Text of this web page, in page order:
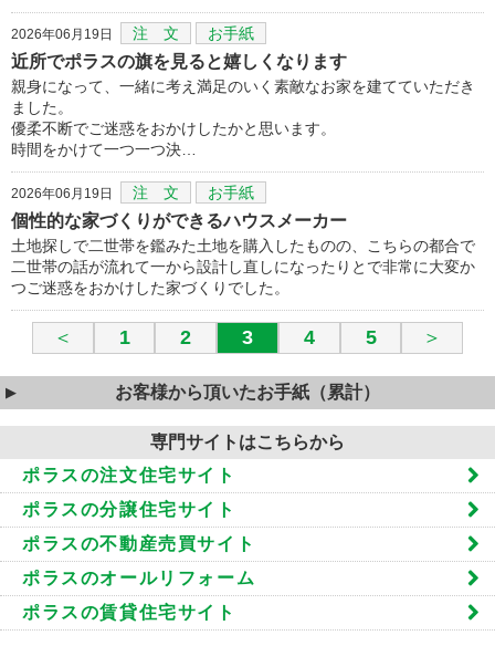
2026年06月19日 注 文 お手紙
近所でポラスの旗を見ると嬉しくなります
親身になって、一緒に考え満足のいく素敵なお家を建てていただき
ました。
優柔不断でご迷惑をおかけしたかと思います。
時間をかけて一つ一つ決…
2026年06月19日 注 文 お手紙
個性的な家づくりができるハウスメーカー
土地探しで二世帯を鑑みた土地を購入したものの、こちらの都合で
二世帯の話が流れて一から設計し直しになったりとで非常に大変か
つご迷惑をおかけした家づくりでした。
＜ 1 2 3 4 5 ＞
お客様から頂いたお手紙（累計）
専門サイトはこちらから
ポラスの注文住宅サイト
ポラスの分譲住宅サイト
ポラスの不動産売買サイト
ポラスのオールリフォーム
ポラスの賃貸住宅サイト